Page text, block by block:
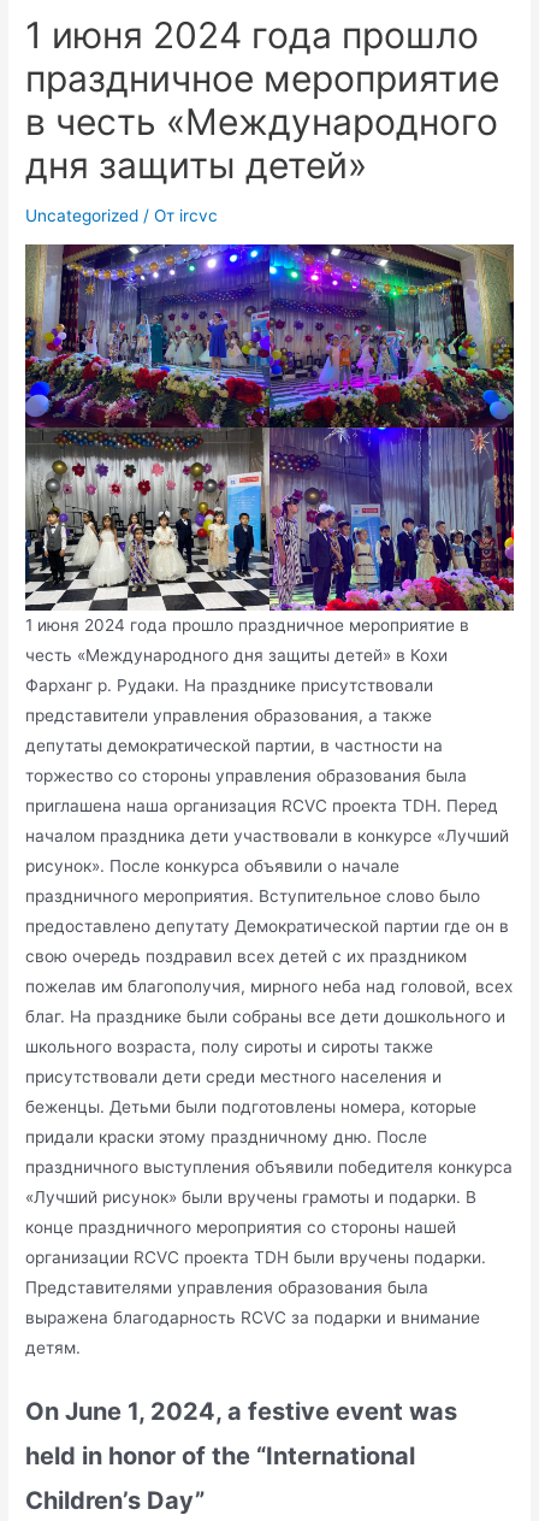
1 июня 2024 года прошло
праздничное мероприятие
в честь «Международного
дня защиты детей»
Uncategorized / От ircvc
1 июня 2024 года прошло праздничное мероприятие в
честь «Международного дня защиты детей» в Кохи
Фарханг р. Рудаки. На празднике присутствовали
представители управления образования, а также
депутаты демократической партии, в частности на
торжество со стороны управления образования была
приглашена наша организация RCVC проекта TDH. Перед
началом праздника дети участвовали в конкурсе «Лучший
рисунок». После конкурса объявили о начале
праздничного мероприятия. Вступительное слово было
предоставлено депутату Демократической партии где он в
свою очередь поздравил всех детей с их праздником
пожелав им благополучия, мирного неба над головой, всех
благ. На празднике были собраны все дети дошкольного и
школьного возраста, полу сироты и сироты также
присутствовали дети среди местного населения и
беженцы. Детьми были подготовлены номера, которые
придали краски этому праздничному дню. После
праздничного выступления объявили победителя конкурса
«Лучший рисунок» были вручены грамоты и подарки. В
конце праздничного мероприятия со стороны нашей
организации RCVC проекта TDH были вручены подарки.
Представителями управления образования была
выражена благодарность RCVC за подарки и внимание
детям.
On June 1, 2024, a festive event was
held in honor of the “International
Children’s Day”